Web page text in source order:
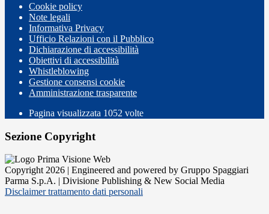
Cookie policy
Note legali
Informativa Privacy
Ufficio Relazioni con il Pubblico
Dichiarazione di accessibilità
Obiettivi di accessibilità
Whistleblowing
Gestione consensi cookie
Amministrazione trasparente
Pagina visualizzata 1052 volte
Sezione Copyright
Copyright 2026 | Engineered and powered by Gruppo Spaggiari
Parma S.p.A. | Divisione Publishing & New Social Media
Disclaimer trattamento dati personali